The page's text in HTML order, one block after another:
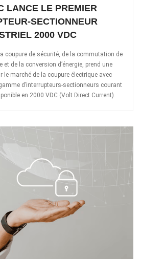
LANCE LE PREMIER
SECTIONNEUR
2000 VDC
coupure de sécurité, de la commutation de
et de la conversion d’énergie, prend une
le marché de la coupure électrique avec
gamme d’interrupteurs-sectionneurs courant
en 2000 VDC (Volt Direct Current).